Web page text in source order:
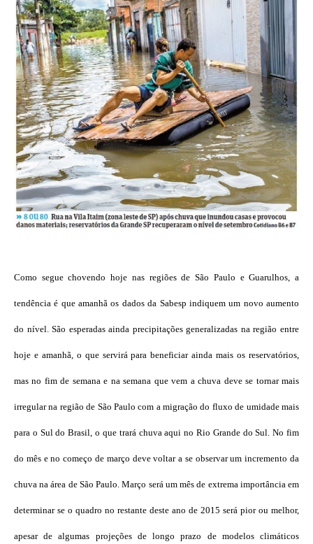
Como segue chovendo hoje nas regiões de São Paulo e Guarulhos, a
tendência é que amanhã os dados da Sabesp indiquem um novo aumento
do nível. São esperadas ainda precipitações generalizadas na região entre
hoje e amanhã, o que servirá para beneficiar ainda mais os reservatórios,
mas no fim de semana e na semana que vem a chuva deve se tornar mais
irregular na região de São Paulo com a migração do fluxo de umidade mais
para o Sul do Brasil, o que trará chuva aqui no Rio Grande do Sul. No fim
do mês e no começo de março deve voltar a se observar um incremento da
chuva na área de São Paulo. Março será um mês de extrema importância em
determinar se o quadro no restante deste ano de 2015 será pior ou melhor,
apesar de algumas projeções de longo prazo de modelos climáticos